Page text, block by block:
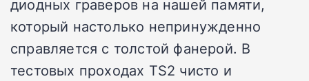
диодных граверов на нашей памяти,
который настолько непринужденно
справляется с толстой фанерой. В
тестовых проходах TS2 чисто и